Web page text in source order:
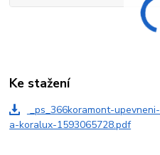
Ke stažení
_ps_366koramont-
a-koralux-1593065728.pdf